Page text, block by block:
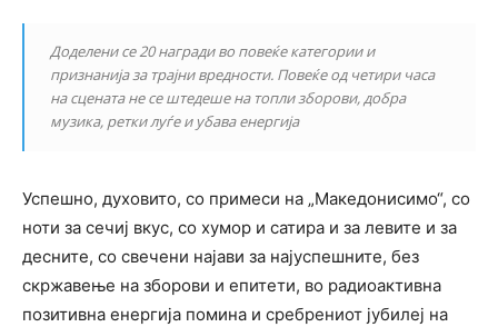
Доделени се 20 награди во повеќе категории и
признанија за трајни вредности. Повеќе од четири часа
на сцената не се штедеше на топли зборови, добра
музика, ретки луѓе и убава енергија
Успешно, духовито, со примеси на „Македонисимо“, со
ноти за сечиј вкус, со хумор и сатира и за левите и за
десните, со свечени најави за најуспешните, без
скржавење на зборови и епитети, во радиоактивна
позитивна енергија помина и сребрениот јубилеј на